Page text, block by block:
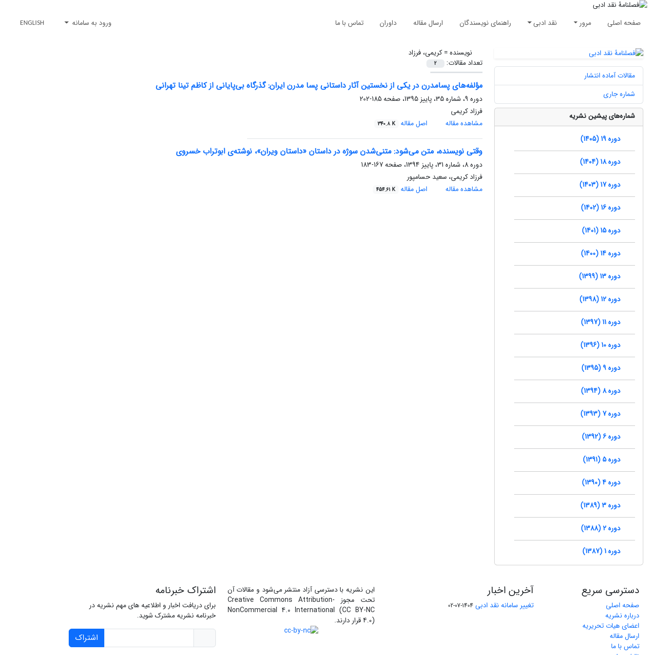
صفحه اصلی مرور نقد ادبی راهنمای نویسندگان ارسال مقاله داوران تماس با ما ورود به سامانه ENGLISH
نویسنده =کریمی، فرزاد
تعداد مقالات:
2
مؤلفه‌های پسامدرن در یکی از نخستین آثار داستانی پسا مدرن ایران: گذرگاه بی‌پایانی از کاظم تینا تهرانی
دوره 9، شماره 35، پاییز 1395، صفحه
185-202
فرزاد کریمی
مشاهده مقاله
اصل مقاله 340.8 K
وقتی نویسنده، متن می‌شود: متنی‌شدن سوژه‌ در داستان «داستان ویران»، نوشته‌ی ابوتراب خسروی
دوره 8، شماره 31، پاییز 1394، صفحه
167-183
فرزاد کریمی، سعید حسامپور
مشاهده مقاله
اصل مقاله 454.61 K
مقالات آماده انتشار
شماره جاری
شماره‌های پیشین نشریه
دوره 19 (1405)
دوره 18 (1404)
دوره 17 (1403)
دوره 16 (1402)
دوره 15 (1401)
دوره 14 (1400)
دوره 13 (1399)
دوره 12 (1398)
دوره 11 (1397)
دوره 10 (1396)
دوره 9 (1395)
دوره 8 (1394)
دوره 7 (1393)
دوره 6 (1392)
دوره 5 (1391)
دوره 4 (1390)
دوره 3 (1389)
دوره 2 (1388)
دوره 1 (1387)
دسترسی سریع
صفحه اصلی
درباره نشریه
اعضای هیات تحریریه
ارسال مقاله
تماس با ما
آخرین اخبار
تغییر سامانه نقد ادبی 1404-07-02
این نشریه با دسترسی آزاد منتشر می‌شود و مقالات آن
تحت مجوز Creative Commons Attribution-
NonCommercial 4.0 International (CC BY-NC
4.0) قرار دارند.
اشتراک خبرنامه
برای دریافت اخبار و اطلاعیه های مهم نشریه در
خبرنامه نشریه مشترک شوید.
اشتراک